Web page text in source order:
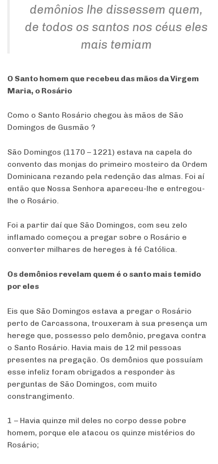
demônios lhe dissessem quem,
de todos os santos nos céus eles
mais temiam
O Santo homem que recebeu das mãos da Virgem
Maria, o Rosário
Como o Santo Rosário chegou às mãos de São
Domingos de Gusmão ?
São Domingos (1170 – 1221) estava na capela do
convento das monjas do primeiro mosteiro da Ordem
Dominicana rezando pela redenção das almas. Foi aí
então que Nossa Senhora apareceu-lhe e entregou-
lhe o Rosário.
Foi a partir daí que São Domingos, com seu zelo
inflamado começou a pregar sobre o Rosário e
converter milhares de hereges à fé Católica.
Os demônios revelam quem é o santo mais temido
por eles
Eis que São Domingos estava a pregar o Rosário
perto de Carcassona, trouxeram à sua presença um
herege que, possesso pelo demônio, pregava contra
o Santo Rosário. Havia mais de 12 mil pessoas
presentes na pregação. Os demônios que possuíam
esse infeliz foram obrigados a responder às
perguntas de São Domingos, com muito
constrangimento.
1 – Havia quinze mil deles no corpo desse pobre
homem, porque ele atacou os quinze mistérios do
Rosário;